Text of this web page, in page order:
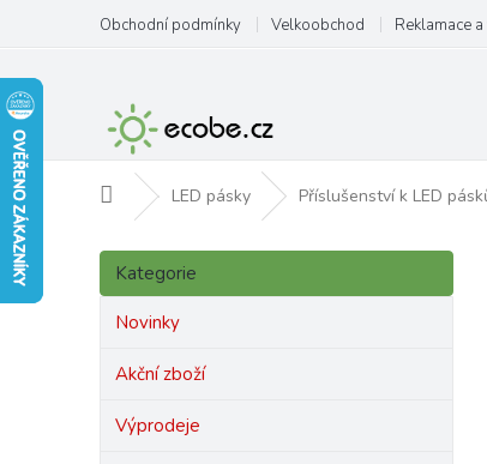
obsah
Obchodní podmínky Velkoobchod Reklamace
Domů LED pásky Příslušenství k LED
P
s
Přeskočit
kategorie
Kategorie
Novinky
Akční zboží
Výprodeje